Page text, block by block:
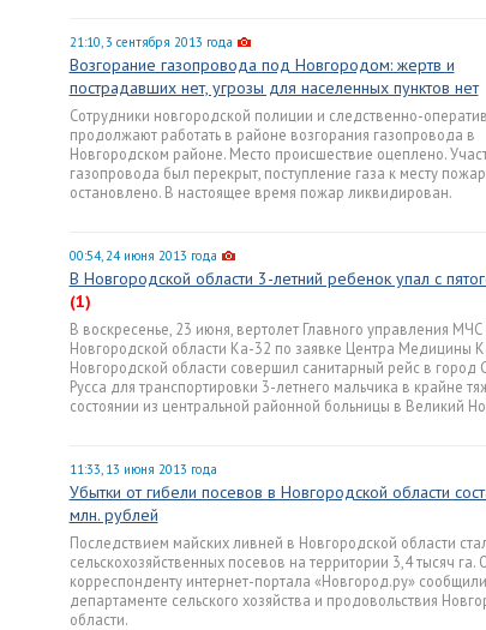
21:10, 3 сентября 2013 года
Возгорание газопровода под Новгородом: жертв и
пострадавших нет, угрозы для населенных пунктов нет
Сотрудники новгородской полиции и следственно-
продолжают работать в районе возгорания газопровода в
Новгородском районе. Место происшествие оцеплено.
газопровода был перекрыт, поступление газа к месту
остановлено. В настоящее время пожар ликвидирован.
00:54, 24 июня 2013 года
В Новгородской области 3-летний ребенок упал с
(1)
В воскресенье, 23 июня, вертолет Главного управления МЧС
Новгородской области Ка-32 по заявке Центра Медицины
Новгородской области совершил санитарный рейс в город
Русса для транспортировки 3-летнего мальчика в крайне
состоянии из центральной районной больницы в Великий
11:33, 13 июня 2013 года
Убытки от гибели посевов в Новгородской области
млн. рублей
Последствием майских ливней в Новгородской области
сельскохозяйственных посевов на территории 3,4 тысяч га.
корреспонденту интернет-портала «Новгород.ру»
департаменте сельского хозяйства и продовольствия
области.